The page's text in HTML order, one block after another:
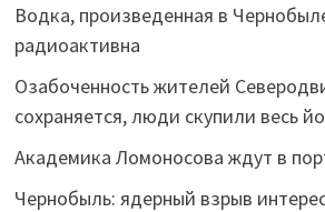
Водка, произведенная в
радиоактивна
Озабоченность жителей
сохраняется, люди скупили весь
Академика Ломоносова ждут в
Чернобыль: ядерный взрыв